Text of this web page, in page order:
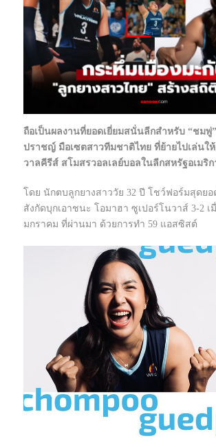
ถือเป็นผลงานที่ยอดเยี่ยมสนั่นลีกสำหรับ “ชมพู่
ปราชญ์ มือเซตสาวทีมชาติไทย ที่ย้ายไปเล่นใ
วาลคีรีส์ สโมสรวอลเลย์บอลในลีกสหรัฐอเมริก
โดย นักตบลูกยางสาววัย 32 ปี โชว์ฟอร์มสุดย
สังกัดบุกเอาชนะ โอมาฮา ซูเปอร์โนวาส์ 3-2 เ
มกราคม ที่ผ่านมา ด้วยการทำ 59 แอสซิสต์